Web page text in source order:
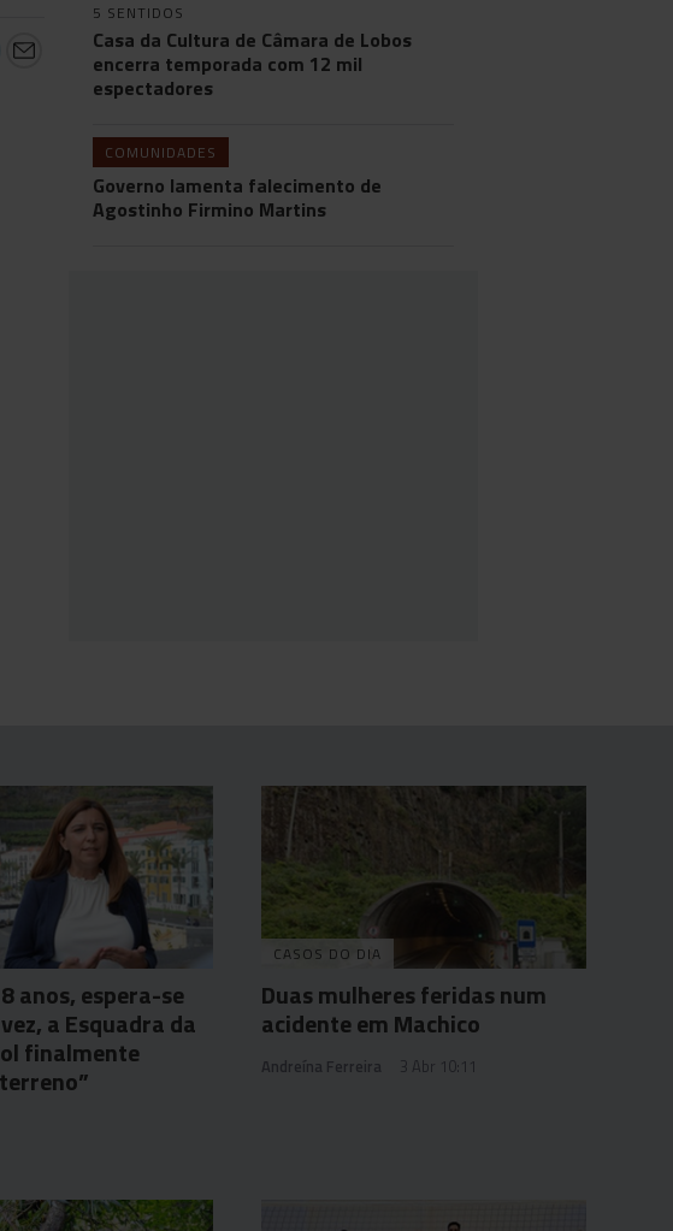
5 SENTIDOS
Casa da Cultura de Câmara de Lobos
encerra temporada com 12 mil
espectadores
COMUNIDADES
Governo lamenta falecimento de
Agostinho Firmino Martins
anos, espera-se
a Esquadra da
finalmente
CASOS DO DIA
Duas mulheres feridas num
acidente em Machico
Andreína Ferreira 3 Abr 10:11